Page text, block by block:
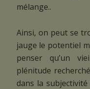
mélange..
Ainsi, on peut se
jauge le potentiel
penser qu’un
plénitude
dans la